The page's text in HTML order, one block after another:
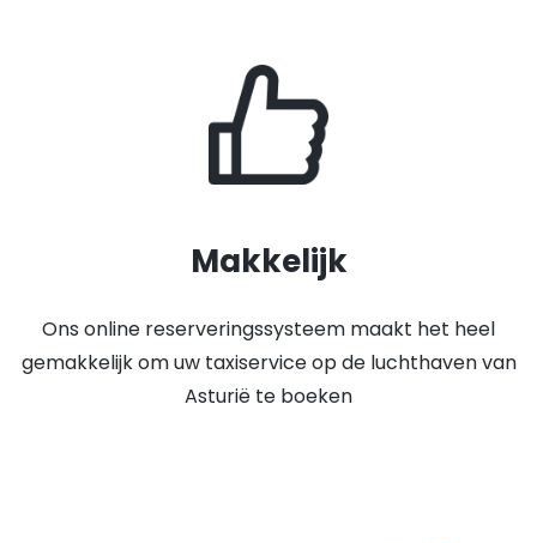
Makkelijk
Ons online reserveringssysteem maakt het heel
gemakkelijk om uw taxiservice op de luchthaven van
Asturië te boeken